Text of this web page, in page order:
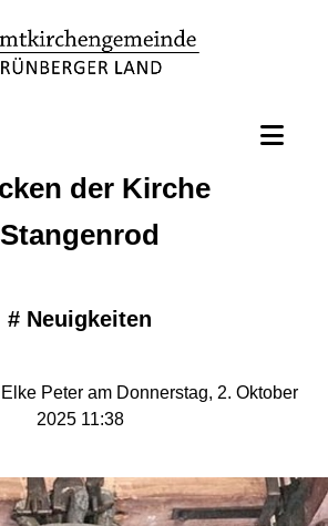
der Kirche
Stangenrod
# Neuigkeiten
Peter am Donnerstag, 2. Oktober
2025 11:38